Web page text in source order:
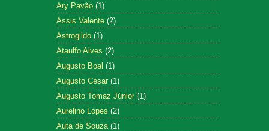
Ary Pavão (1)
Assis Valente (2)
Astrogildo (1)
Ataulfo Alves (2)
Augusto Boal (1)
Augusto César (1)
Augusto Tomaz Júnior (1)
Aurelino Lopes (2)
Auta de Souza (1)